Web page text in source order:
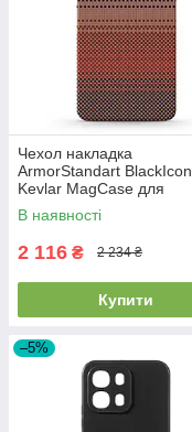
Чехол накладка
ArmorStandart BlackIcon
Kevlar MagCase для
Samsung S26 Sunset
(ARM90156)
В наявності
2 116 ₴ 2 234 ₴
Купити
–5%